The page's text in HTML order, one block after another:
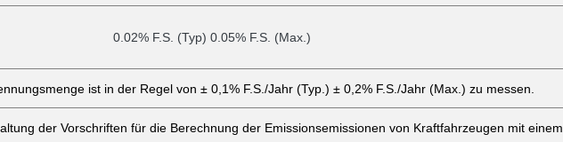
0.02% F.S. (Typ) 0.05% F.S. (Max.)
ist in der Regel von ± 0,1% F.S./Jahr (Typ.) ± 0,2% F.S./Jahr (Max.) zu messen.
der Vorschriften für die Berechnung der Emissionsemissionen von Kraftfahrzeugen mit einem